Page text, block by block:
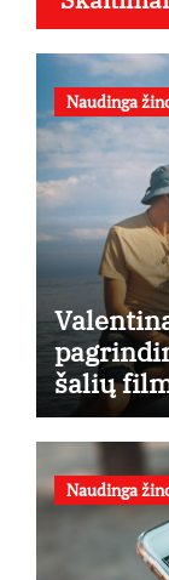
Naudinga
šalių
kino
osios
Naudinga